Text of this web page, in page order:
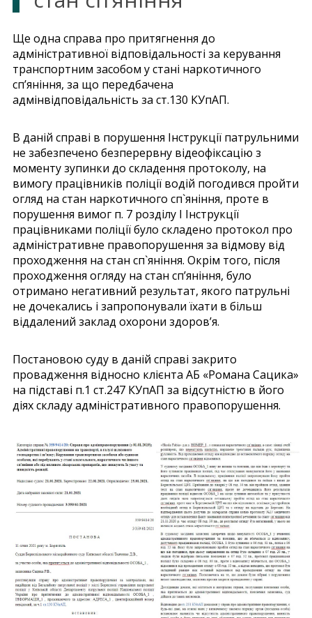
Ще одна справа про притягнення до
адміністративної відповідальності за керування
транспортним засобом у стані наркотичного
сп’яніння, за що передбачена
адмінвідповідальність за ст.130 КУпАП.
В даній справі в порушення Інструкції патрульними
не забезпечено безперервну відеофіксацію з
моменту зупинки до складення протоколу, на
вимогу працівників поліції водій погодився пройти
огляд на стан наркотичного сп`яніння, проте в
порушення вимог п. 7 розділу І Інструкції
працівниками поліції було складено протокол про
адміністративне правопорушення за відмову від
проходження на стан сп`яніння. Окрім того, після
проходження огляду на стан сп’яніння, було
отримано негативний результат, якого патрульні
не дочекались і запропонували їхати в більш
віддалений заклад охорони здоров’я.
Постановою суду в даній справі закрито
провадження відносно клієнта АБ «Романа Сацика»
на підставі п.1 ст.247 КУпАП за відсутністю в його
діях складу адміністративного правопорушення.